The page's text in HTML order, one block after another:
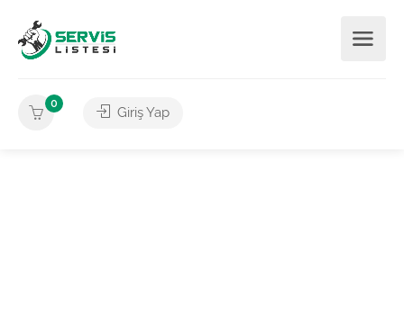
0
Giriş Yap